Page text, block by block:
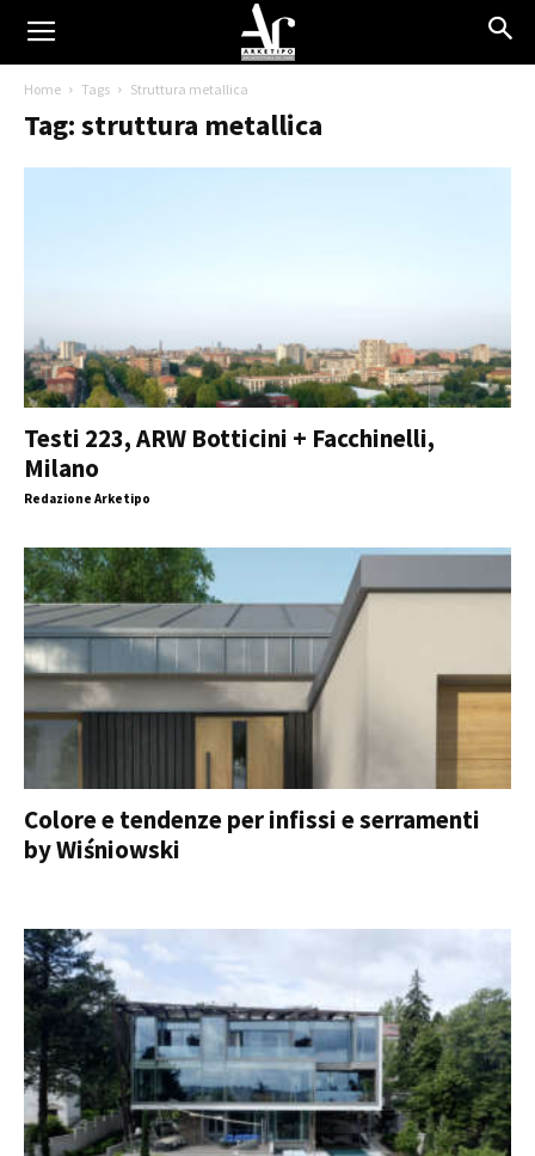
Home Tags Struttura metallica
Tag: struttura metallica
Testi 223, ARW Botticini + Facchinelli,
Milano
Redazione Arketipo
Colore e tendenze per infissi e serramenti
by Wiśniowski